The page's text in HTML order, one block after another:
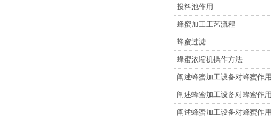
投料池作用
蜂蜜加工工艺流程
蜂蜜过滤
蜂蜜浓缩机操作方法
阐述蜂蜜加工设备对蜂蜜作
阐述蜂蜜加工设备对蜂蜜作
阐述蜂蜜加工设备对蜂蜜作